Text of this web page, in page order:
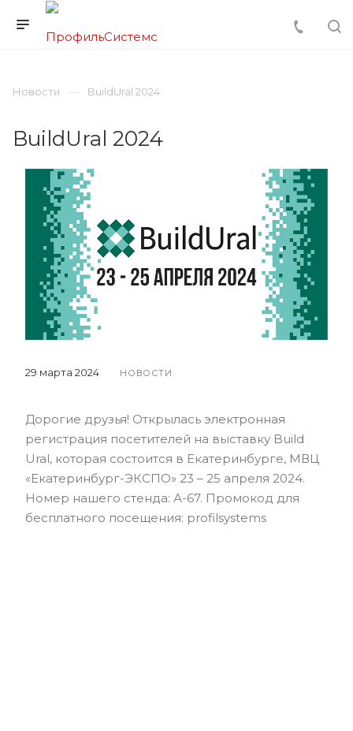
Новости BuildUral 2024
BuildUral 2024
29 марта 2024 НОВОСТИ
Дорогие друзья! Открылась электронная
регистрация посетителей на выставку Build
Ural, которая состоится в Екатеринбурге, МВЦ
«Екатеринбург-ЭКСПО» 23 – 25 апреля 2024.
Номер нашего стенда: А-67. Промокод для
бесплатного посещения: profilsystems